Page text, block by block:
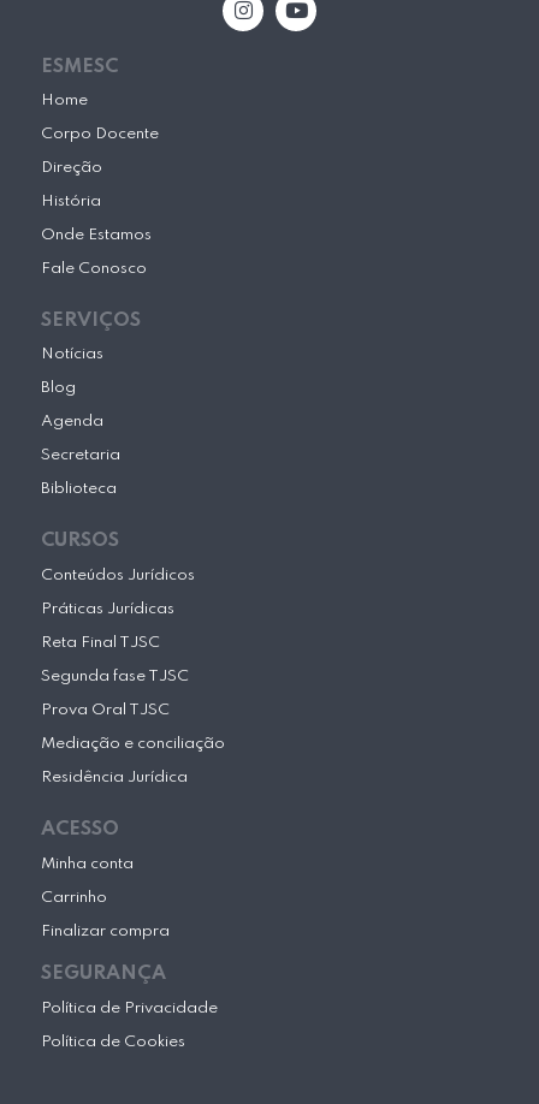
n
o
ESMESC
Home
Corpo Docente
Direção
História
Onde Estamos
Fale Conosco
SERVIÇOS
Notícias
Blog
Agenda
Secretaria
Biblioteca
CURSOS
Conteúdos Jurídicos
Práticas Jurídicas
Reta Final TJSC
Segunda fase TJSC
Prova Oral TJSC
Mediação e conciliação
Residência Jurídica
ACESSO
Minha conta
Carrinho
Finalizar compra
SEGURANÇA
Política de Privacidade
Política de Cookies